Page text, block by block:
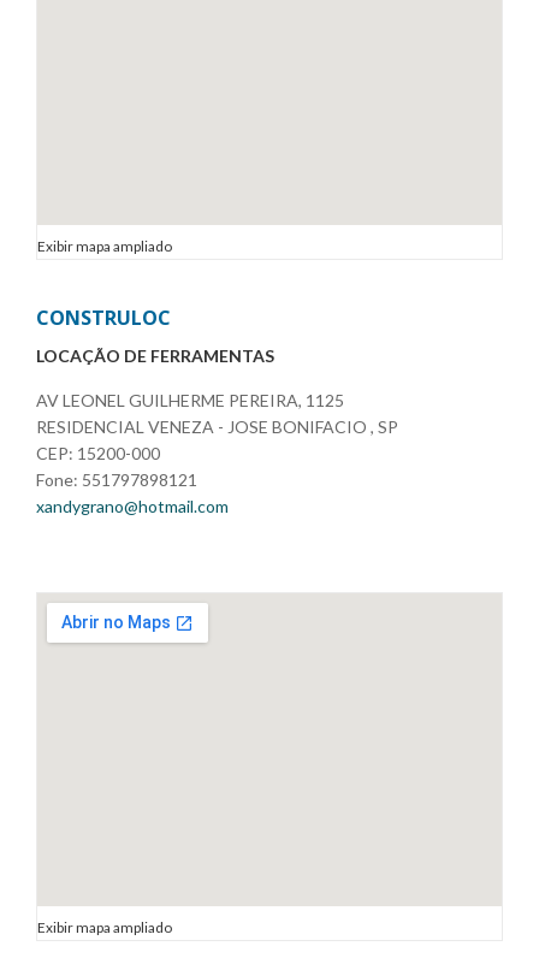
Exibir mapa ampliado
CONSTRULOC
LOCAÇÃO DE FERRAMENTAS
AV LEONEL GUILHERME PEREIRA, 1125
RESIDENCIAL VENEZA - JOSE BONIFACIO , SP
CEP: 15200-000
Fone: 551797898121
xandygrano@hotmail.com
Exibir mapa ampliado